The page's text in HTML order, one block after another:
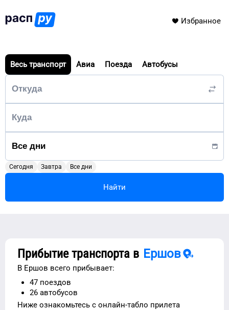
Избранное
Весь транспорт Авиа Поезда Автобусы
Сегодня Завтра Все дни
Найти
Прибытие транспорта в Ершов
В Ершов всего прибывает:
47 поездов
26 автобусов
Ниже ознакомьтесь с онлайн-табло прилета